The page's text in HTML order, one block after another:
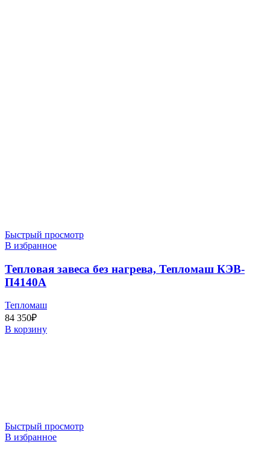
Быстрый просмотр
В избранное
Тепловая завеса без нагрева, Тепломаш КЭВ-
П4140А
Тепломаш
84 350₽
В корзину
Быстрый просмотр
В избранное